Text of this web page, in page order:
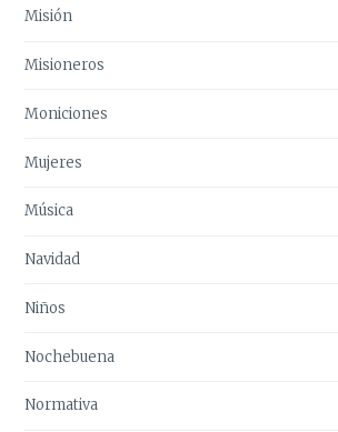
Misión
Misioneros
Moniciones
Mujeres
Música
Navidad
Niños
Nochebuena
Normativa